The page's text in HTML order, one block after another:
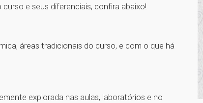
e seus diferenciais, confira abaixo!
áreas tradicionais do curso, e com o que há
explorada nas aulas, laboratórios e no